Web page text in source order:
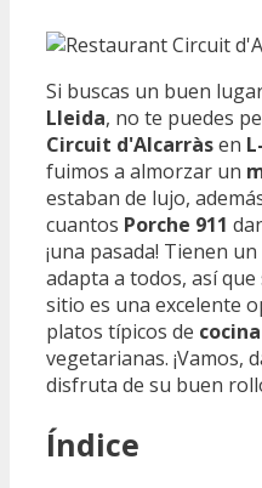
Si buscas un buen
Lleida, no te puedes
Circuit d'Alcarràsen
fuimos a almorzar un
estaban de lujo,
cuantos Porche 911
¡una pasada! Tienen
adapta a todos, así
sitio es una excelente
platos típicos de
vegetarianas. ¡Vamos,
disfruta de su buen
Índice